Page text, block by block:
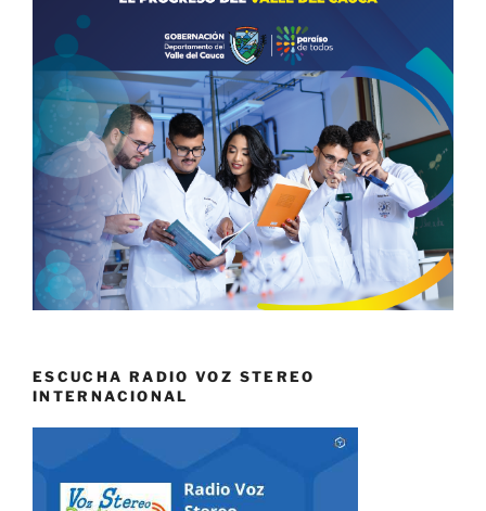
ESCUCHA RADIO VOZ STEREO
INTERNACIONAL